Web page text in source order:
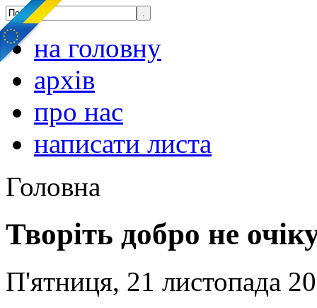
на головну
архів
про нас
написати листа
Головна
Творіть добро не
П'ятниця, 21 листопада